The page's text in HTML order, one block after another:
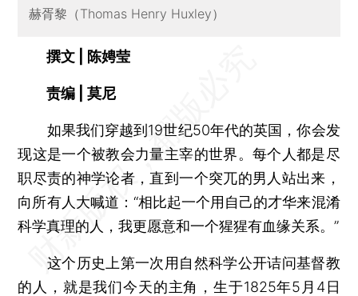
赫胥黎（Thomas Henry Huxley）
撰文 | 陈娉莹
责编 | 莫尼
如果我们穿越到19世纪50年代的英国，你会发
现这是一个被教会力量主宰的世界。每个人都是尽
职尽责的神学论者，直到一个突兀的男人站出来，
向所有人大喊道：“相比起一个用自己的才华来混淆
科学真理的人，我更愿意和一个猩猩有血缘关系。”
这个历史上第一次用自然科学公开诘问基督教
的人，就是我们今天的主角，生于1825年5月4日